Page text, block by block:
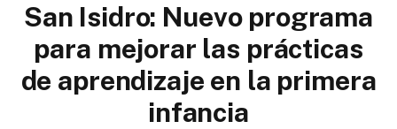
San Isidro: Nuevo programa
para mejorar las prácticas
de aprendizaje en la primera
infancia